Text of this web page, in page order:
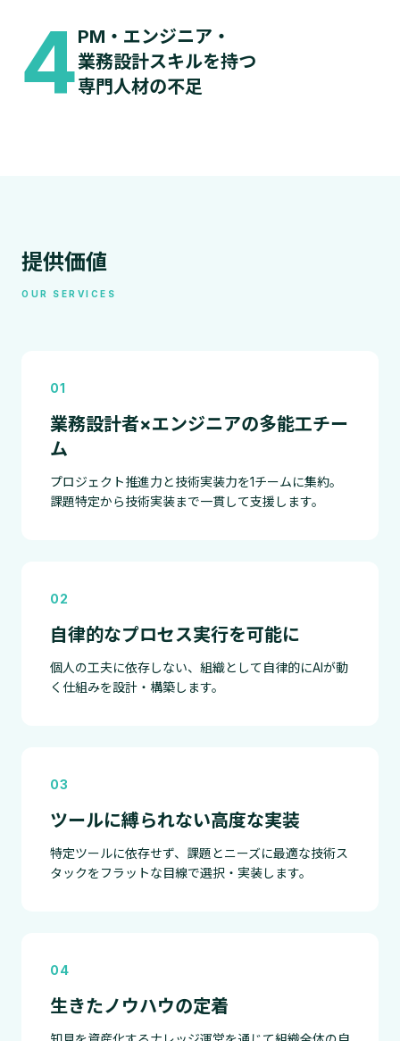
4PM・エンジニア・
業務設計スキルを持つ
専門人材の不足
提供価値
OUR SERVICES
01
業務設計者×エンジニアの多能工チー
ム
プロジェクト推進力と技術実装力を1チームに集約。
課題特定から技術実装まで一貫して支援します。
02
自律的なプロセス実行を可能に
個人の工夫に依存しない、組織として自律的にAIが動
く仕組みを設計・構築します。
03
ツールに縛られない高度な実装
特定ツールに依存せず、課題とニーズに最適な技術ス
タックをフラットな目線で選択・実装します。
04
生きたノウハウの定着